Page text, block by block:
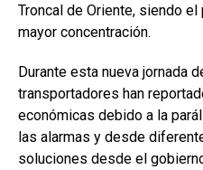
Troncal de Oriente, siendo
mayor concentración.
Durante esta nueva jornada
transportadores han
económicas debido a la
las alarmas y desde
soluciones desde el